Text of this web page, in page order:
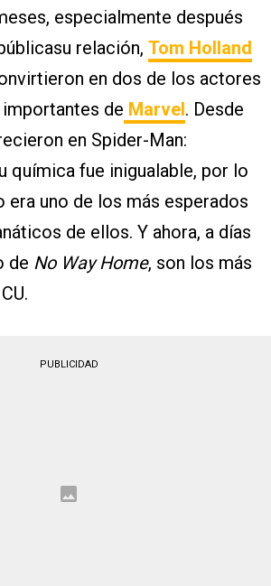
especialmente después
relación, Tom Holland
en dos de los actores
de Marvel . Desde
en Spider-Man:
química fue inigualable, por lo
era uno de los más esperados
de ellos. Y ahora, a días
de No Way Home, son los más
PUBLICIDAD